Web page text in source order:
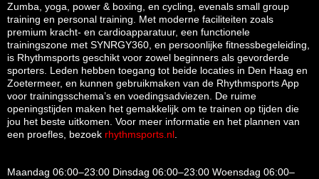
Zumba, yoga, power & boxing, en cycling, evenals small group
training en personal training. Met moderne faciliteiten zoals
premium kracht- en cardioapparatuur, een functionele
trainingszone met SYNRGY360, en persoonlijke fitnessbegeleiding,
is Rhythmsports geschikt voor zowel beginners als gevorderde
sporters. Leden hebben toegang tot beide locaties in Den Haag en
Zoetermeer, en kunnen gebruikmaken van de Rhythmsports App
voor trainingsschema’s en voedingsadviezen. De ruime
openingstijden maken het gemakkelijk om te trainen op tijden die
jou het beste uitkomen. Voor meer informatie en het plannen van
een proefles, bezoek rhythmsports.nl .
Maandag 06:00–23:00 Dinsdag 06:00–23:00 Woensdag 06:00–